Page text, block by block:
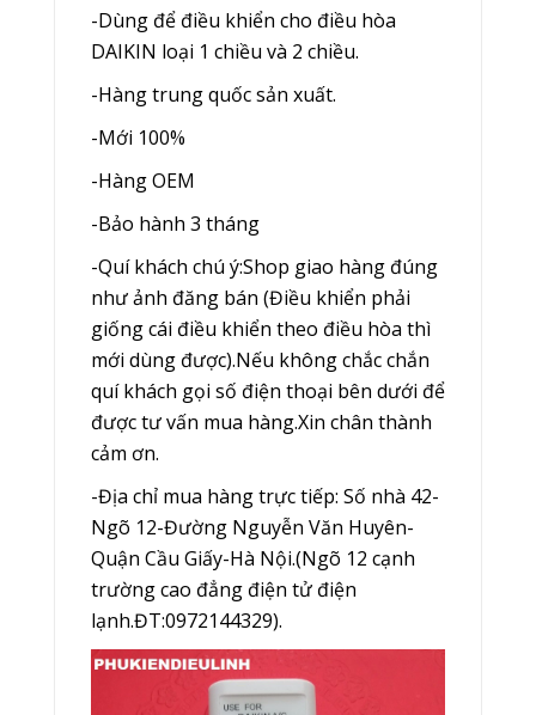
-Dùng để điều khiển cho điều hòa
DAIKIN loại 1 chiều và 2 chiều.
-Hàng trung quốc sản xuất.
-Mới 100%
-Hàng OEM
-Bảo hành 3 tháng
-Quí khách chú ý:Shop giao hàng đúng
như ảnh đăng bán (Điều khiển phải
giống cái điều khiển theo điều hòa thì
mới dùng được).Nếu không chắc chắn
quí khách gọi số điện thoại bên dưới để
được tư vấn mua hàng.Xin chân thành
cảm ơn.
-Địa chỉ mua hàng trực tiếp: Số nhà 42-
Ngõ 12-Đường Nguyễn Văn Huyên-
Quận Cầu Giấy-Hà Nội.(Ngõ 12 cạnh
trường cao đẳng điện tử điện
lạnh.ĐT:0972144329).